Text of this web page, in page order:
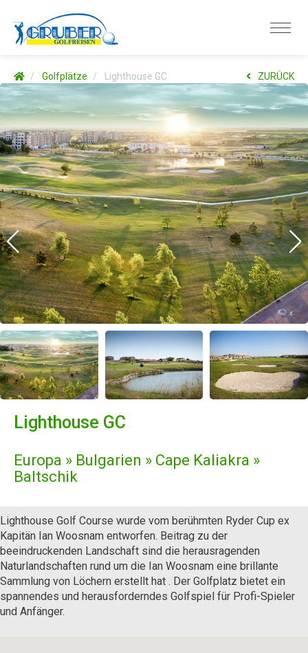
Golfplätze Lighthouse GC ZURÜCK
Lighthouse GC
Europa » Bulgarien » Cape Kaliakra »
Baltschik
Lighthouse Golf Course wurde vom berühmten Ryder Cup ex
Kapitän Ian Woosnam entworfen. Beitrag zu der
beeindruckenden Landschaft sind die herausragenden
Naturlandschaften rund um die Ian Woosnam eine brillante
Sammlung von Löchern erstellt hat . Der Golfplatz bietet ein
spannendes und herausforderndes Golfspiel für Profi-Spieler
und Anfänger.